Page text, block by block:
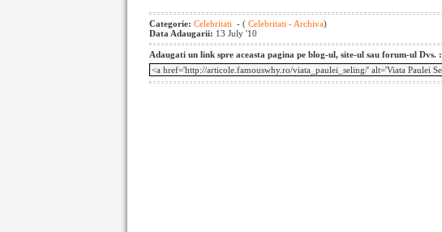
Categorie: Celebritati - ( Celebritati - Archiva)
Data Adaugarii: 13 July '10
Adaugati un link spre aceasta pagina pe blog-ul, site-ul sau forum-ul Dvs. :